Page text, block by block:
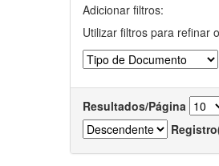
Adicionar filtros:
Utilizar filtros para refinar
Resultados/Página